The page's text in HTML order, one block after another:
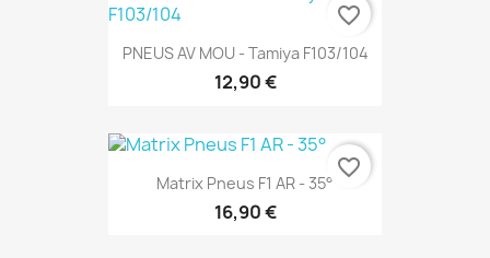
PNEUS AV MOU - Tamiya F103/104
12,90 €
favorite_border
Matrix Pneus F1 AR - 35°
16,90 €
favorite_border